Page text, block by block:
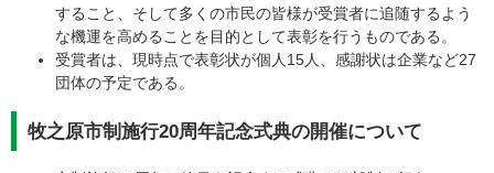
すること、そして多くの市民の皆様が受賞者に追随するよう
な機運を高めることを目的として表彰を行うものである。
受賞者は、現時点で表彰状が個人15人、感謝状は企業など27
団体の予定である。
牧之原市制施行20周年記念式典の開催について